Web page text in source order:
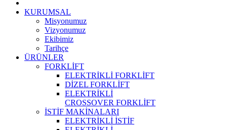
KURUMSAL
Misyonumuz
Vizyonumuz
Ekibimiz
Tarihçe
ÜRÜNLER
FORKLİFT
ELEKTRİKLİ FORKLİFT
DİZEL FORKLİFT
ELEKTRİKLİ
CROSSOVER FORKLİFT
İSTİF MAKİNALARI
ELEKTRİKLİ İSTİF